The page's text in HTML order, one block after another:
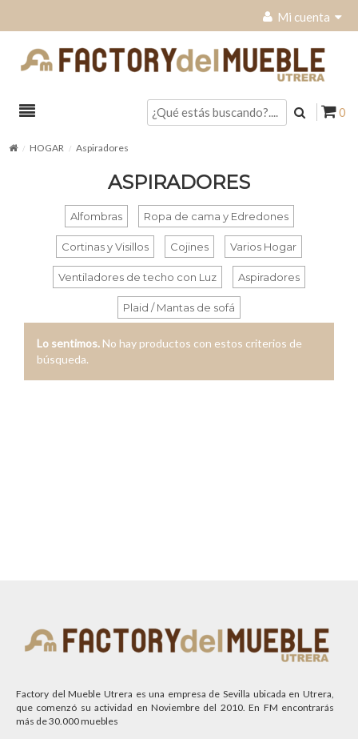
Mi cuenta
0
HOGAR Aspiradores
ASPIRADORES
Alfombras Ropa de cama y Edredones
Cortinas y Visillos Cojines Varios Hogar
Ventiladores de techo con Luz Aspiradores
Plaid / Mantas de sofá
Lo sentimos. No hay productos con estos criterios de
búsqueda.
Factory del Mueble Utrera es una empresa de Sevilla ubicada en Utrera,
que comenzó su actividad en Noviembre del 2010. En FM encontrarás
más de 30.000 muebles